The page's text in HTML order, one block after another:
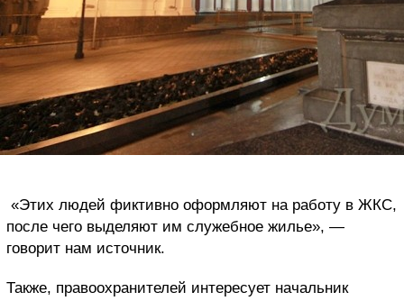
«Этих людей фиктивно оформляют на работу в ЖКС,
после чего выделяют им служебное жилье», —
говорит нам источник.
Также, правоохранителей интересует начальник